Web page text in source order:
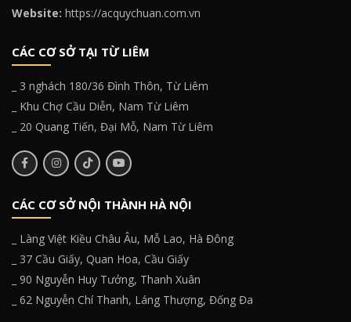
Website: https://acquychuan.com.vn
CÁC CƠ SỞ TẠI TỪ LIÊM
_ 3 nghách 180/36 Đình Thôn, Từ Liêm
_ Khu Chợ Cầu Diễn, Nam Từ Liêm
_ 20 Quang Tiến, Đại Mỗ, Nam Từ Liêm
CÁC CƠ SỞ NỘI THÀNH HÀ NỘI
_ Làng Việt Kiều Châu Âu, Mỗ Lao, Hà Đông
_ 37 Cầu Giấy, Quan Hoa, Cầu Giấy
_ 90 Nguyễn Huy Tưởng, Thanh Xuân
_ 62 Nguyễn Chí Thanh, Láng Thượng, Đống Đa